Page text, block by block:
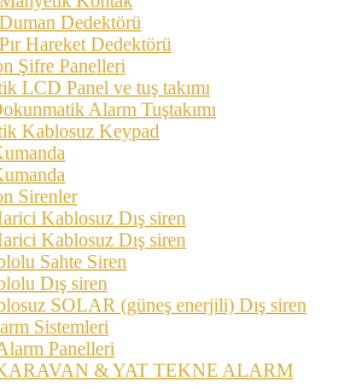
Dedektörü
Hareket Dedektörü
Şifre Panelleri
LCD Panel ve tuş takımı
Alarm Tuştakımı
Kablosuz Keypad
Sirenler
Kablosuz Dış siren
Kablosuz Dış siren
Sahte Siren
Dış siren
SOLAR (güneş enerjili) Dış siren
Sistemleri
Panelleri
& YAT TEKNE ALARM